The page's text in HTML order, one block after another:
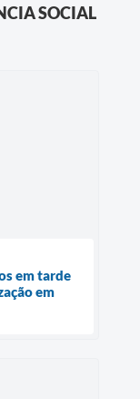
SOCIAL
em tarde
em